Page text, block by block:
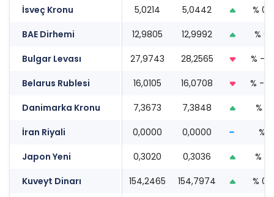
İsveç Kronu
5,0214 5,0442
%
BAE Dirhemi
12,9805 12,9992
%
Bulgar Levası
27,9743 28,2565
% -
Belarus Rublesi
16,0105 16,0708
% -
Danimarka Kronu
7,3673 7,3848
%
İran Riyali
0,0000 0,0000
% 0
Japon Yeni
0,3020 0,3036
%
Kuveyt Dinarı
154,2465 154,7974
%